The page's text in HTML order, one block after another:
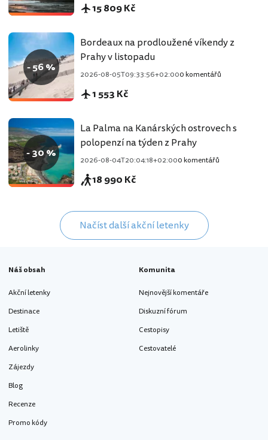
15 809 Kč
- 56 %
Bordeaux na prodloužené víkendy z
Prahy v listopadu
2026-08-05T09:33:56+02:000 komentářů
1 553 Kč
- 30 %
La Palma na Kanárských ostrovech s
polopenzí na týden z Prahy
2026-08-04T20:04:18+02:000 komentářů
18 990 Kč
Načíst další akční letenky
Náš obsah
Akční letenky
Destinace
Letiště
Aerolinky
Zájezdy
Blog
Recenze
Promo kódy
Komunita
Nejnovější komentáře
Diskuzní fórum
Cestopisy
Cestovatelé